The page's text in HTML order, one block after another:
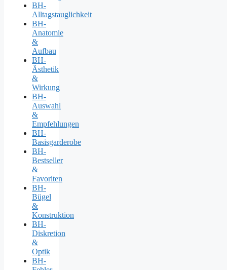
BH-
Alltagstauglichkeit
BH-
Anatomie
&
Aufbau
BH-
Ästhetik
&
Wirkung
BH-
Auswahl
&
Empfehlungen
BH-
Basisgarderobe
BH-
Bestseller
&
Favoriten
BH-
Bügel
&
Konstruktion
BH-
Diskretion
&
Optik
BH-